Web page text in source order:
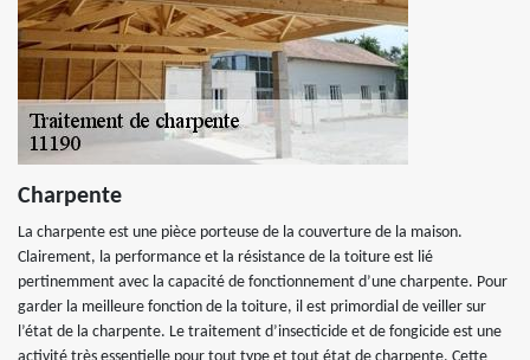
Charpente
La charpente est une pièce porteuse de la couverture de la maison.
Clairement, la performance et la résistance de la toiture est lié
pertinemment avec la capacité de fonctionnement d’une charpente. Pour
garder la meilleure fonction de la toiture, il est primordial de veiller sur
l’état de la charpente. Le traitement d’insecticide et de fongicide est une